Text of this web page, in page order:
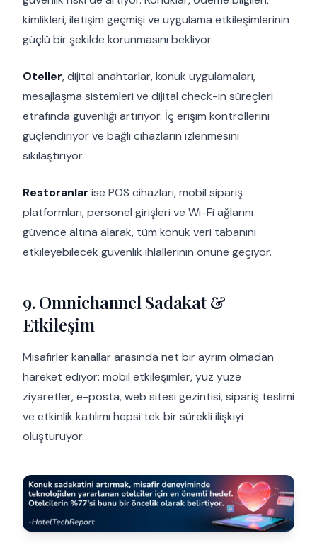
kimlikleri, iletişim geçmişi ve uygulama etkileşimlerinin
güçlü bir şekilde korunmasını bekliyor.
Oteller, dijital anahtarlar, konuk uygulamaları,
mesajlaşma sistemleri ve dijital check-in süreçleri
etrafında güvenliği artırıyor. İç erişim kontrollerini
güçlendiriyor ve bağlı cihazların izlenmesini
sıkılaştırıyor.
Restoranlar ise POS cihazları, mobil sipariş
platformları, personel girişleri ve Wi-Fi ağlarını
güvence altına alarak, tüm konuk veri tabanını
etkileyebilecek güvenlik ihlallerinin önüne geçiyor.
9. Omnichannel Sadakat &
Etkileşim
Misafirler kanallar arasında net bir ayrım olmadan
hareket ediyor: mobil etkileşimler, yüz yüze
ziyaretler, e-posta, web sitesi gezintisi, sipariş teslimi
ve etkinlik katılımı hepsi tek bir sürekli ilişkiyi
oluşturuyor.